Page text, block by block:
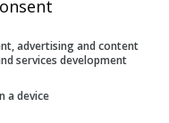
advertising and content
services development
a device